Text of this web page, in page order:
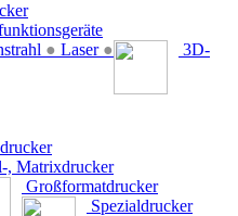
● Laser ● 3D-
, Matrixdrucker
Großformatdrucker
Spezialdrucker